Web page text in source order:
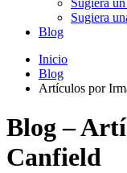
Sugiera
Blog
Inicio
Blog
Artículos por
Blog –
Canfield